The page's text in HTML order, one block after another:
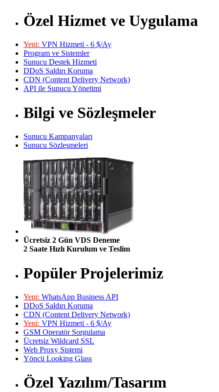
Özel Hizmet ve Uygulama
Yeni: VPN Hizmeti - 6 $/Ay
Program ve Sistemler
Sunucu Destek Hizmeti
DDoS Saldırı Koruma
CDN (Content Delivery Network)
API ile Sunucu Yönetimi
Bilgi ve Sözleşmeler
Sunucu Kampanyaları
Sunucu Sözleşmeleri
Ücretsiz 2 Gün VDS Deneme
2 Saate Hızlı Kurulum ve Teslim
Popüler Projelerimiz
Yeni: WhatsApp Business API
DDoS Saldırı Koruma
CDN (Content Delivery Network)
Yeni: VPN Hizmeti - 6 $/Ay
GSM Operatör Sorgulama
Ücretsiz Wildcard SSL
Web Proxy Sistemi
Yöncü Looking Glass
Özel Yazılım/Tasarım